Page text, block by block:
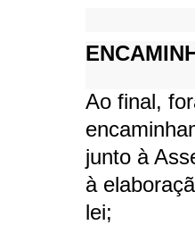
Ao final,
junto à
à
lei;